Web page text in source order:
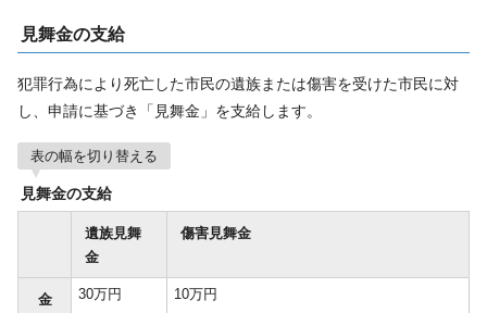
見舞金の支給
犯罪行為により死亡した市民の遺族または傷害を受けた市民に対
し、申請に基づき「見舞金」を支給します。
表の幅を切り替える
見舞金の支給
遺族見舞
金
傷害見舞金
金
30万円 10万円